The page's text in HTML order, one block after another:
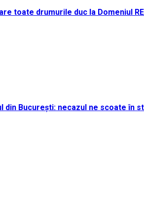
toate drumurile duc la Domeniul
București: necazul ne scoate în